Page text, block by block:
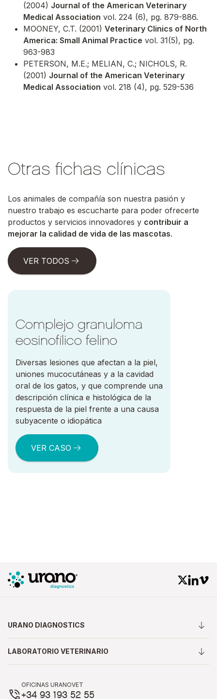
(2004) Journal of the American Veterinary
Medical Association vol. 224 (6), pg. 879-886.
MOONEY, C.T. (2001) Veterinary Clinics of North
America: Small Animal Practice vol. 31(5), pg.
963-983
PETERSON, M.E.; MELIAN, C.; NICHOLS, R.
(2001) Journal of the American Veterinary
Medical Association vol. 218 (4), pg. 529-536
Otras fichas clínicas
Los animales de compañía son nuestra pasión y
nuestro trabajo es escucharte para poder ofrecerte
productos y servicios innovadores y contribuir a
mejorar la calidad de vida de las mascotas.
VER TODOS
Complejo granuloma
eosinofílico felino
Diversas lesiones que afectan a la piel,
uniones mucocutáneas y a la cavidad
oral de los gatos, y que comprende una
descripción clínica e histológica de la
respuesta de la piel frente a una causa
subyacente o idiopática
VER CASO
URANO DIAGNOSTICS
LABORATORIO VETERINARIO
OFICINAS URANOVET
+34 93 193 52 55